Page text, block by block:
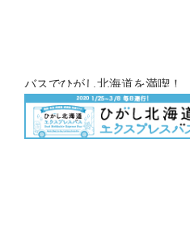
バスでひがし北海道を満喫！